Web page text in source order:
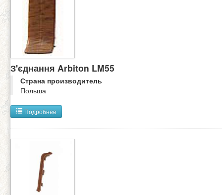
З'єднання Arbiton LM55
Страна производитель
Польша
Подробнее